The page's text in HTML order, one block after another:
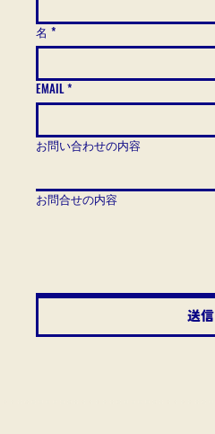
名 *
EMAIL *
お問い合わせの内容
お問合せの内容
送信